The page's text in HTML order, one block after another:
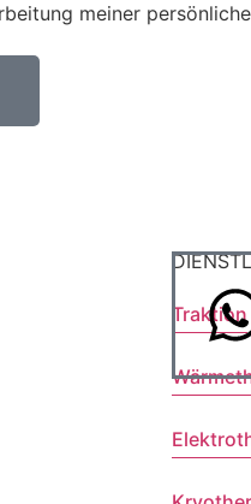
meiner
Traktion